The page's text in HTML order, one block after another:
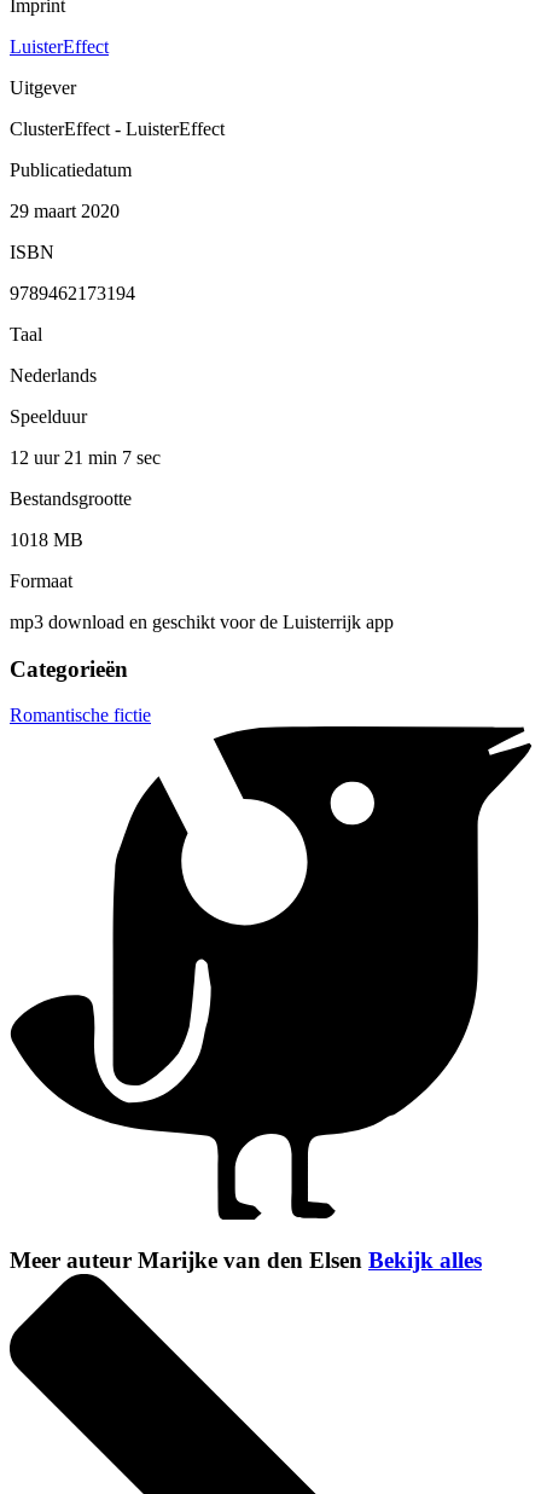
Imprint
LuisterEffect
Uitgever
ClusterEffect - LuisterEffect
Publicatiedatum
29 maart 2020
ISBN
9789462173194
Taal
Nederlands
Speelduur
12 uur 21 min 7 sec
Bestandsgrootte
1018 MB
Formaat
mp3 download en geschikt voor de Luisterrijk app
Categorieën
Romantische fictie
Meer auteur Marijke van den Elsen Bekijk alles